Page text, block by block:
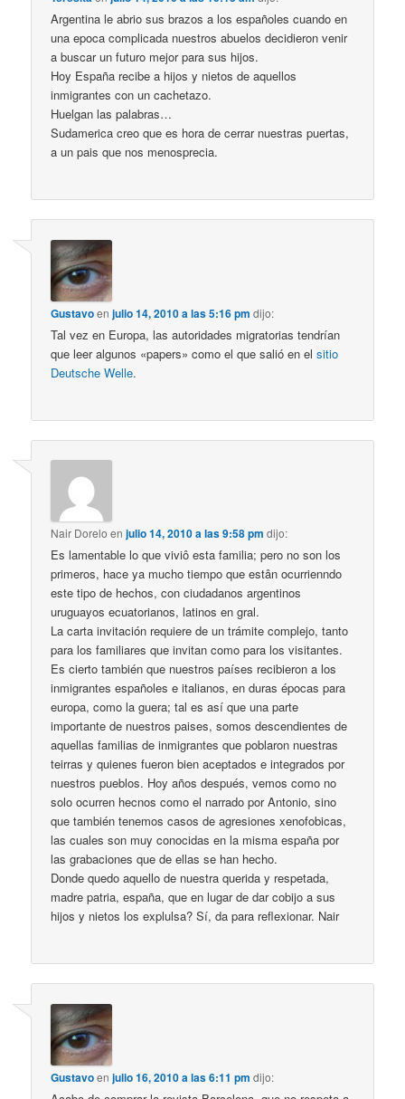
Argentina le abrio sus brazos a los españoles cuando en
una epoca complicada nuestros abuelos decidieron venir
a buscar un futuro mejor para sus hijos.
Hoy España recibe a hijos y nietos de aquellos
inmigrantes con un cachetazo.
Huelgan las palabras…
Sudamerica creo que es hora de cerrar nuestras puertas,
a un pais que nos menosprecia.
Gustavoenjulio 14, 2010 a las 5:16 pm dijo:
Tal vez en Europa, las autoridades migratorias tendrían
que leer algunos «papers» como el que salió en elsitio
Deutsche Welle.
Nair Dorelo enjulio 14, 2010 a las 9:58 pm dijo:
Es lamentable lo que viviô esta familia; pero no son los
primeros, hace ya mucho tiempo que estân ocurrienndo
este tipo de hechos, con ciudadanos argentinos
uruguayos ecuatorianos, latinos en gral.
La carta invitación requiere de un trámite complejo, tanto
para los familiares que invitan como para los visitantes.
Es cierto también que nuestros países recibieron a los
inmigrantes españoles e italianos, en duras épocas para
europa, como la guera; tal es así que una parte
importante de nuestros paises, somos descendientes de
aquellas familias de inmigrantes que poblaron nuestras
teirras y quienes fueron bien aceptados e integrados por
nuestros pueblos. Hoy años después, vemos como no
solo ocurren hecnos como el narrado por Antonio, sino
que también tenemos casos de agresiones xenofobicas,
las cuales son muy conocidas en la misma españa por
las grabaciones que de ellas se han hecho.
Donde quedo aquello de nuestra querida y respetada,
madre patria, españa, que en lugar de dar cobijo a sus
hijos y nietos los explulsa? Sí, da para reflexionar. Nair
Gustavoenjulio 16, 2010 a las 6:11 pm dijo: